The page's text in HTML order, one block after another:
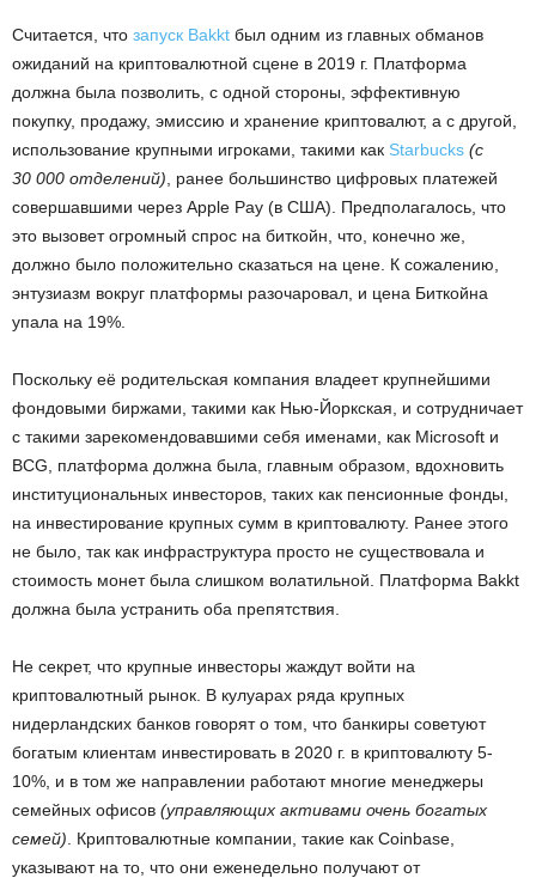
Считается, что запуск Bakkt был одним из главных обманов
ожиданий на криптовалютной сцене в 2019 г. Платформа
должна была позволить, с одной стороны, эффективную
покупку, продажу, эмиссию и хранение криптовалют, а с другой,
использование крупными игроками, такими как Starbucks (с
30 000 отделений) , ранее большинство цифровых платежей
совершавшими через Apple Pay (в США). Предполагалось, что
это вызовет огромный спрос на биткойн, что, конечно же,
должно было положительно сказаться на цене. К сожалению,
энтузиазм вокруг платформы разочаровал, и цена Биткойна
упала на 19%.
Поскольку её родительская компания владеет крупнейшими
фондовыми биржами, такими как Нью-Йоркская, и сотрудничает
с такими зарекомендовавшими себя именами, как Microsoft и
BCG, платформа должна была, главным образом, вдохновить
институциональных инвесторов, таких как пенсионные фонды,
на инвестирование крупных сумм в криптовалюту. Ранее этого
не было, так как инфраструктура просто не существовала и
стоимость монет была слишком волатильной. Платформа Bakkt
должна была устранить оба препятствия.
Не секрет, что крупные инвесторы жаждут войти на
криптовалютный рынок. В кулуарах ряда крупных
нидерландских банков говорят о том, что банкиры советуют
богатым клиентам инвестировать в 2020 г. в криптовалюту 5-
10%, и в том же направлении работают многие менеджеры
семейных офисов (управляющих активами очень богатых
семей) . Криптовалютные компании, такие как Coinbase,
указывают на то, что они еженедельно получают от